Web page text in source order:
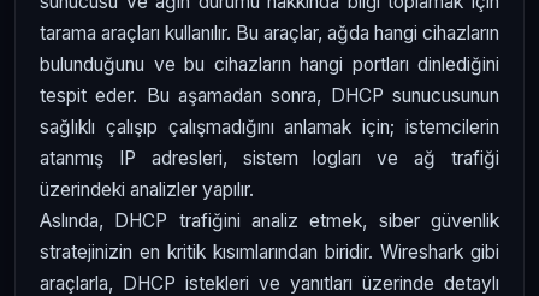
tarama araçları kullanılır. Bu araçlar, ağda hangi cihazların
bulunduğunu ve bu cihazların hangi portları dinlediğini
tespit eder. Bu aşamadan sonra, DHCP sunucusunun
sağlıklı çalışıp çalışmadığını anlamak için; istemcilerin
atanmış IP adresleri, sistem logları ve ağ trafiği
üzerindeki analizler yapılır.
Aslında, DHCP trafiğini analiz etmek, siber güvenlik
stratejinizin en kritik kısımlarından biridir. Wireshark gibi
araçlarla, DHCP istekleri ve yanıtları üzerinde detaylı